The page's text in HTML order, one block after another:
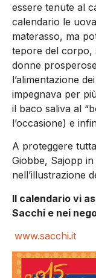
essere tenute al
calendario le
materasso, ma
tepore del corpo,
donne
l’alimentazione
impegnava per
il baco saliva al
l’occasione) e
A proteggere
Giobbe, Sajopp
nell’illustrazione
Il calendario vi
Sacchi e nei
www.sacchi.it